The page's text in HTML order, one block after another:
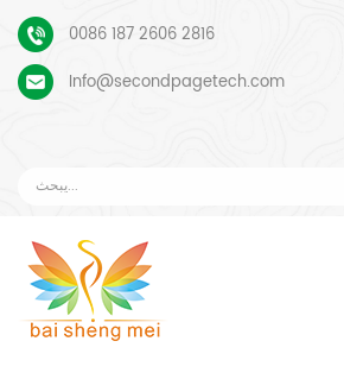
0086 187 2606 2816
Info@secondpagetech.com